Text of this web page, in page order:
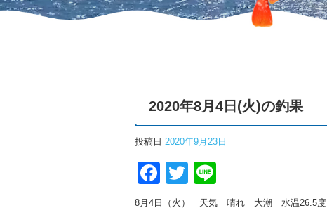
2020年8月4日(火)の釣果
投稿日 2020年9月23日
Facebook
Twitter
8月4日（火） 天気 晴れ 大潮 水温26.5度